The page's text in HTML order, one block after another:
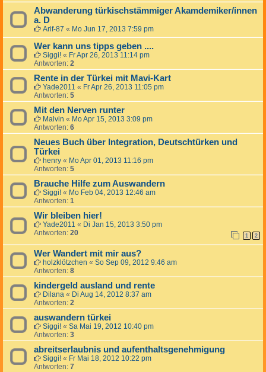
Abwanderung türkischstämmiger Akamdemiker/innen
a. D
Arif-87 « Mo Jun 17, 2013 7:59 pm
Wer kann uns tipps geben ....
Siggi! « Fr Apr 26, 2013 11:14 pm
Antworten: 2
Rente in der Türkei mit Mavi-Kart
Yade2011 « Fr Apr 26, 2013 11:05 pm
Antworten: 5
Mit den Nerven runter
Malvin « Mo Apr 15, 2013 3:09 pm
Antworten: 6
Neues Buch über Integration, Deutschtürken und
Türkei
henry « Mo Apr 01, 2013 11:16 pm
Antworten: 5
Brauche Hilfe zum Auswandern
Siggi! « Mo Feb 04, 2013 12:46 am
Antworten: 1
Wir bleiben hier!
Yade2011 « Di Jan 15, 2013 3:50 pm
Antworten: 20 1 2
Wer Wandert mit mir aus?
holzklötzchen « So Sep 09, 2012 9:46 am
Antworten: 8
kindergeld ausland und rente
Dilana « Di Aug 14, 2012 8:37 am
Antworten: 2
auswandern türkei
Siggi! « Sa Mai 19, 2012 10:40 pm
Antworten: 3
abreitserlaubnis und aufenthaltsgenehmigung
Siggi! « Fr Mai 18, 2012 10:22 pm
Antworten: 7